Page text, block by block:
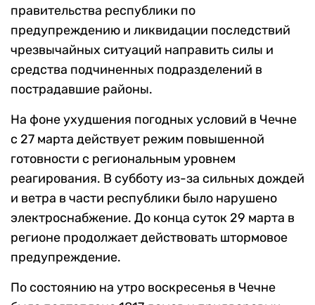
правительства республики по
предупреждению и ликвидации последствий
чрезвычайных ситуаций направить силы и
средства подчиненных подразделений в
пострадавшие районы.
На фоне ухудшения погодных условий в Чечне
с 27 марта действует режим повышенной
готовности с региональным уровнем
реагирования. В субботу из-за сильных дождей
и ветра в части республики было нарушено
электроснабжение. До конца суток 29 марта в
регионе продолжает действовать штормовое
предупреждение.
По состоянию на утро воскресенья в Чечне